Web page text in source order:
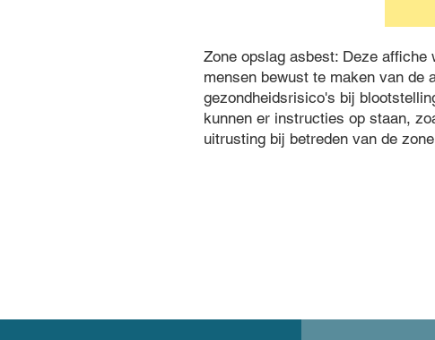
Zone opslag asbest: Deze
mensen bewust te maken van de
gezondheidsrisico's bij
kunnen er instructies op staan,
uitrusting bij betreden van de